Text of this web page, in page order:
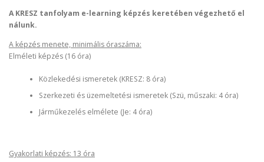
A KRESZ tanfolyam e-learning képzés keretében végezhető el
nálunk.
A képzés menete, minimális óraszáma:
Elméleti képzés (16 óra)
Közlekedési ismeretek (KRESZ: 8 óra)
Szerkezeti és üzemeltetési ismeretek (Szü, műszaki: 4 óra)
Járműkezelés elmélete (Je: 4 óra)
Gyakorlati képzés: 13 óra